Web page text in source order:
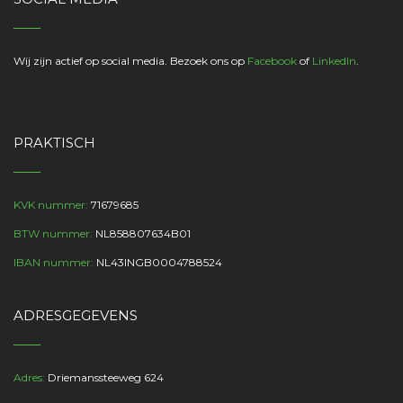
Wij zijn actief op social media. Bezoek ons op Facebook of LinkedIn.
PRAKTISCH
KVK nummer: 71679685
BTW nummer: NL858807634B01
IBAN nummer: NL43INGB0004788524
ADRESGEGEVENS
Adres: Driemanssteeweg 624